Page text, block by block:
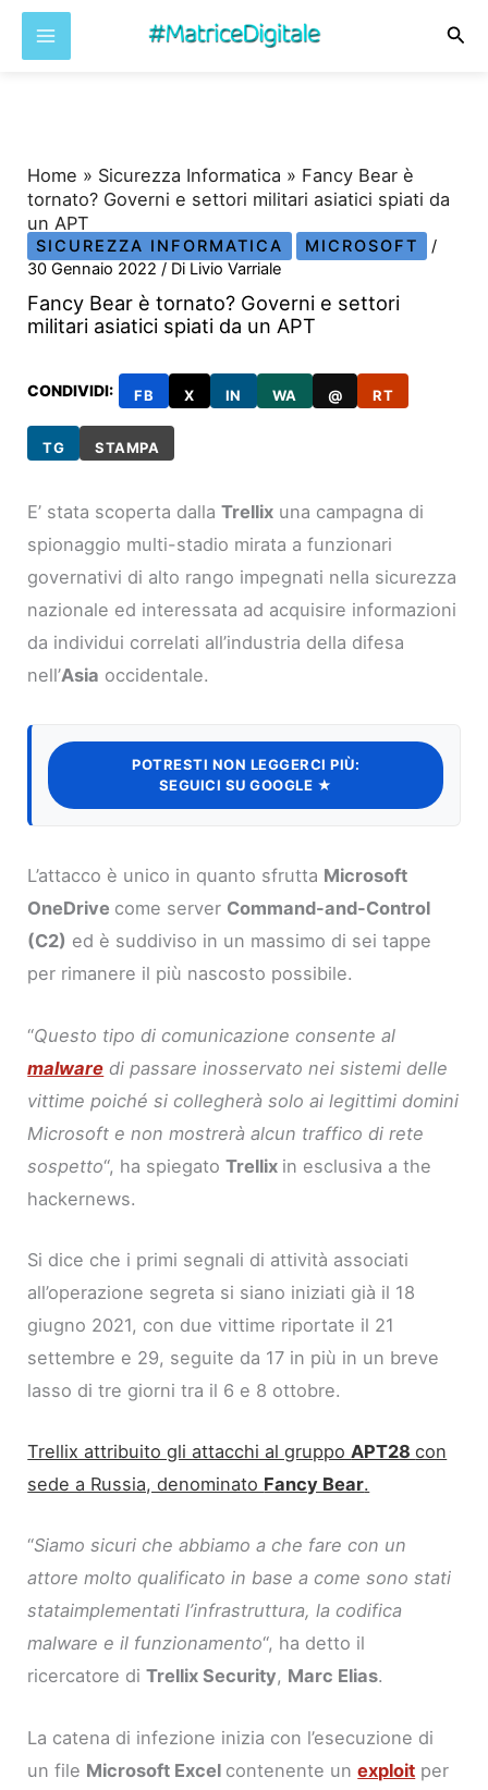
Home » Sicurezza Informatica » Fancy Bear è
tornato? Governi e settori militari asiatici spiati da
un APT
SICUREZZA INFORMATICA MICROSOFT
/
30 Gennaio 2022/ Di Livio Varriale
Fancy Bear è tornato? Governi e settori
militari asiatici spiati da un APT
CONDIVIDI: FB X IN WA @ RT
TG STAMPA
E’ stata scoperta dallaTrellix una campagna di
spionaggio multi-stadio mirata a funzionari
governativi di alto rango impegnati nella sicurezza
nazionale ed interessata ad acquisire informazioni
da individui correlati all’industria della difesa
nell’Asia occidentale.
POTRESTI NON LEGGERCI PIÙ:
SEGUICI SU GOOGLE ★
L’attacco è unico in quanto sfrutta Microsoft
OneDrive come server Command-and-Control
(C2) ed è suddiviso in un massimo di sei tappe
per rimanere il più nascosto possibile.
“Questo tipo di comunicazione consente al
malware di passare inosservato nei sistemi delle
vittime poiché si collegherà solo ai legittimi domini
Microsoft e non mostrerà alcun traffico di rete
sospetto“, ha spiegatoTrellix in esclusiva a the
hackernews.
Si dice che i primi segnali di attività associati
all’operazione segreta si siano iniziati già il 18
giugno 2021, con due vittime riportate il 21
settembre e 29, seguite da 17 in più in un breve
lasso di tre giorni tra il 6 e 8 ottobre.
Trellix attribuito gli attacchi al gruppoAPT28con
sede a Russia, denominato Fancy Bear.
“Siamo sicuri cheabbiamo a che fare con un
attore molto qualificato in base a comesono stati
stataimplementatil’infrastruttura, la codifica
malware e il funzionamento“, ha detto il
ricercatore diTrellix Security, Marc Elias.
La catena di infezione inizia con l’esecuzione di
un file Microsoft Excel contenente unexploit per